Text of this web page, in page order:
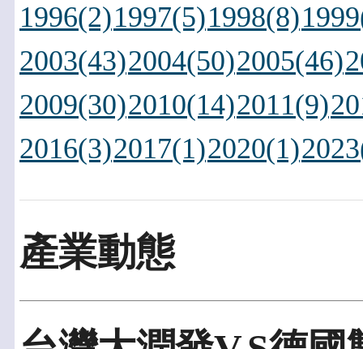
1996(2)1997(5)1998(8)
2003(43)2004(50)2005(46)
2009(30)2010(14)2011(9)
2016(3)2017(1)2020(1)
產業動態